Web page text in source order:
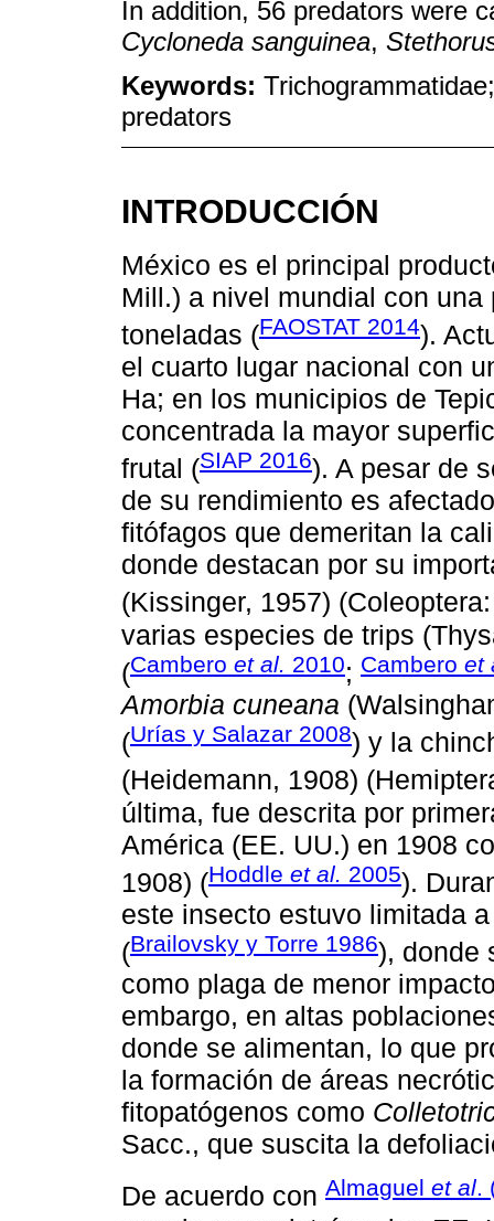
In addition, 56 predators were
Cycloneda sanguinea,
Keywords:
predators
INTRODUCCIÓN
México es el principal
Mill.) a nivel mundial con
toneladas (FAOSTAT 2014).
el cuarto lugar nacional con
Ha; en los municipios de
concentrada la mayor
frutal (SIAP 2016). A pesar de
de su rendimiento es
fitófagos que demeritan la
donde destacan por su
(Kissinger, 1957)
varias especies de trips
(Cambero et al. 2010; Cambero et
Amorbia cuneana
(Urías y Salazar 2008) y la
(Heidemann, 1908)
última, fue descrita por
América (EE. UU.) en 1908
1908) (Hoddle et al. 2005).
este insecto estuvo limitada
(Brailovsky y Torre 1986), donde
como plaga de menor
embargo, en altas
donde se alimentan, lo que
la formación de áreas
fitopatógenos como
Sacc., que suscita la
De acuerdo con Almaguel et al.